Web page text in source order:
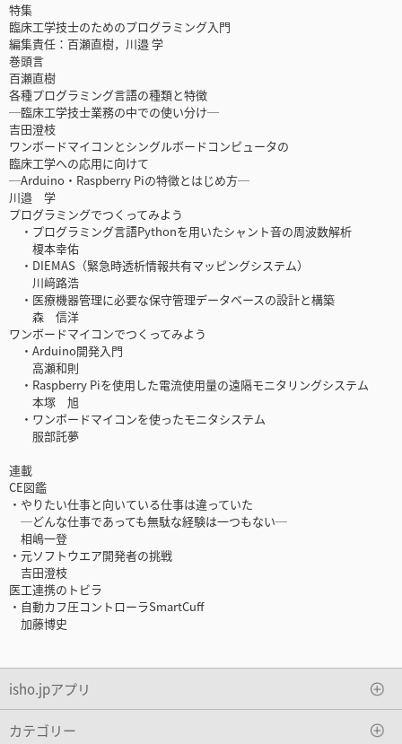
特集
臨床工学技士のためのプログラミング入門
編集責任：百瀬直樹，川邉 学
巻頭言
百瀬直樹
各種プログラミング言語の種類と特徴
─臨床工学技士業務の中での使い分け─
吉田澄枝
ワンボードマイコンとシングルボードコンピュータの
臨床工学への応用に向けて
─Arduino・Raspberry Piの特徴とはじめ方─
川邉 学
プログラミングでつくってみよう
・プログラミング言語Pythonを用いたシャント音の周波数解析
榎本幸佑
・DIEMAS（緊急時透析情報共有マッピングシステム）
川﨑路浩
・医療機器管理に必要な保守管理データベースの設計と構築
森 信洋
ワンボードマイコンでつくってみよう
・Arduino開発入門
高瀬和則
・Raspberry Piを使用した電流使用量の遠隔モニタリングシステム
本塚 旭
・ワンボードマイコンを使ったモニタシステム
服部託夢
連載
CE図鑑
・やりたい仕事と向いている仕事は違っていた
─どんな仕事であっても無駄な経験は一つもない─
相嶋一登
・元ソフトウエア開発者の挑戦
吉田澄枝
医工連携のトビラ
・自動カフ圧コントローラSmartCuff
加藤博史
isho.jpアプリ
カテゴリー